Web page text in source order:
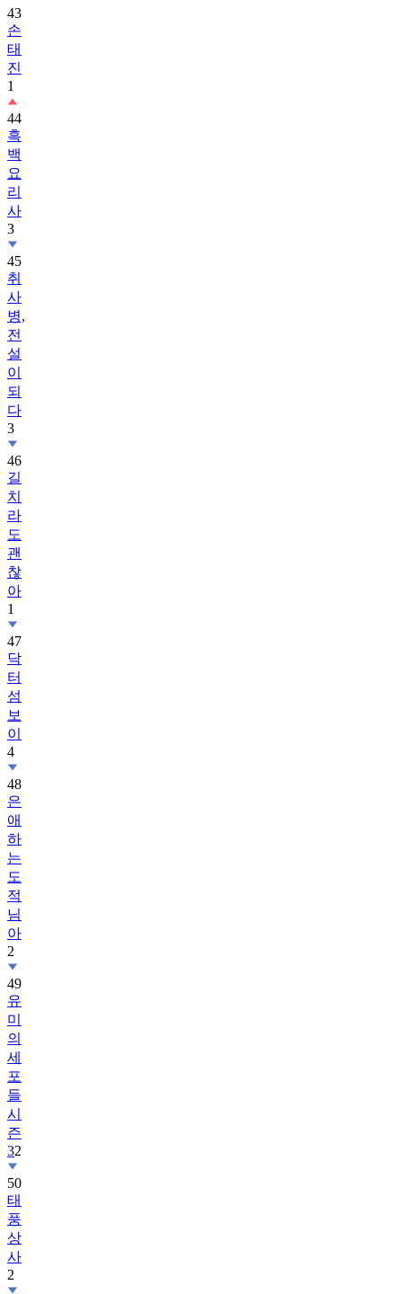
43
손
태
진
1
44
흑
백
요
리
사
3
45
취
사
병,
전
설
이
되
다
3
46
길
치
라
도
괜
찮
아
1
47
닥
터
섬
보
이
4
48
은
애
하
는
도
적
님
아
2
49
유
미
의
세
포
들
시
즌
32
50
태
풍
상
사
2